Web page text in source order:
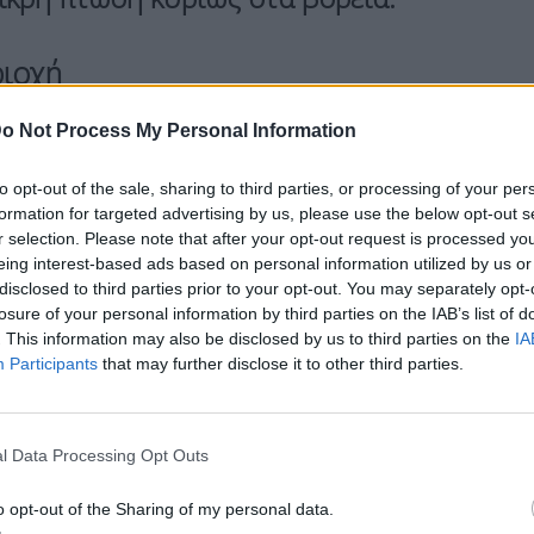
Not Process My Personal Information
opt-out of the sale, sharing to third parties, or processing of your
for targeted advertising by us, please use the below opt-out
selection. Please note that after your opt-out request is processed
interest-based ads based on personal information utilized by us
to third parties prior to your opt-out. You may separately
of your personal information by third parties on the IAB’s list of
This information may also be disclosed by us to third parties on the
Participants that may further disclose it to other third parties.
Data Processing Opt Outs
opt-out of the Sharing of my personal data.
γενικά αίθριος καιρός, με πρόσκαιρες
στα ορεινά ενδέχεται να σημειωθούν
και ανατολικές διευθύνσεις 4 με 6
θα κυμανθεί από 9 έως 23 βαθμούς
δυτική Μακεδονία.
Στερεά και τη Δυτική Πελοπόννησο
το μεσημέρι και πιθανότητα μεμονωμένων
μεταβλητοί 3 με 4 μποφόρ και στο Ιόνιο
θα φτάσει έως 25 βαθμούς Κελσίου.